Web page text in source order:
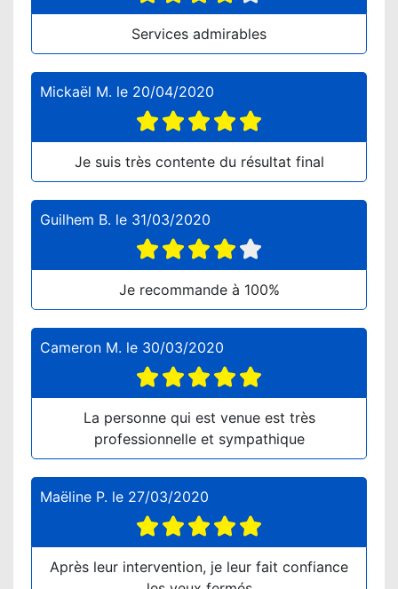
Services admirables
Mickaël M. le 20/04/2020
Je suis très contente du résultat final
Guilhem B. le 31/03/2020
Je recommande à 100%
Cameron M. le 30/03/2020
La personne qui est venue est très
professionnelle et sympathique
Maëline P. le 27/03/2020
Après leur intervention, je leur fait confiance